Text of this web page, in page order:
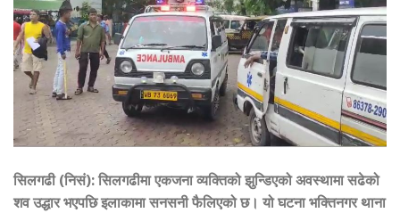
सिलगढी (निसं):सिलगढीमा एकजना व्यक्तिको झुन्डिएको अवस्थामा सढेको
शव उद्धार भएपछि इलाकामा सनसनी फैलिएको छ। यो घटना भक्तिनगर थाना